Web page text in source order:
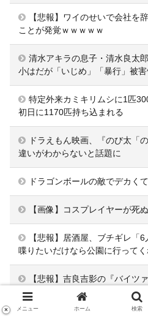
【悲報】ワイのせいで会社を
ことが発覚ｗｗｗｗｗ
清水アキラの息子・清水良太
小はだが「いじめ」「暴行」被
特定外来カミキリムシに1匹
初日に1170匹持ち込まれる
ドラえもん映画、『のび太「
違いがわからないと話題に
ドラゴンボールの敵でデカく
【画像】コスプレイヤーが死
【悲報】居酒屋、ブチギレ「
喋りたいだけなら公園に行ってく
【悲報】吉良吉影の『バイツ
ではなく承太郎対策で発現した
メニュー ホーム 検索
×